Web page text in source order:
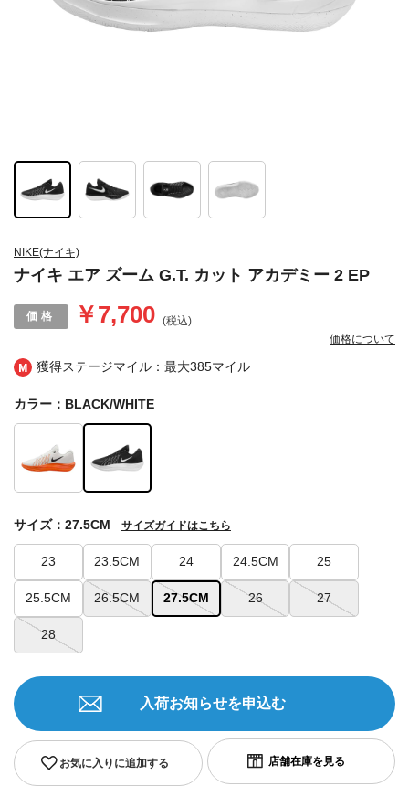
獲得ステージマイル：最大385マイル
NIKE(ナイキ)
ナイキ エア ズーム G.T. カット アカデミー 2 EP
￥7,700 (税込)
価格について
カラー：BLACK/WHITE
23 23.5CM 24 24.5CM 25
25.5CM 26.5CM 27.5CM 26 27
28
サイズ：27.5CM サイズガイドはこちら
お気に入りに追加する
入荷お知らせを申込む